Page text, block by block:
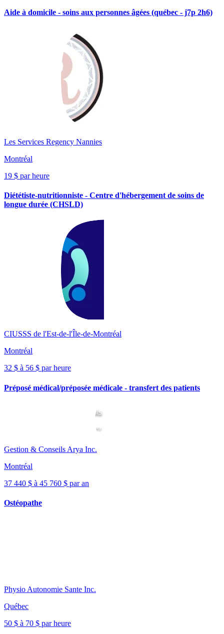
Aide à domicile - soins aux personnes âgées (québec - j7p 2h6)
Les Services Regency Nannies
Montréal
19 $ par heure
Diététiste-nutritionniste - Centre d'hébergement de soins de
longue durée (CHSLD)
CIUSSS de l'Est-de-l'Île-de-Montréal
Montréal
32 $ à 56 $ par heure
Préposé médical/préposée médicale - transfert des patients
Gestion & Conseils Arya Inc.
Montréal
37 440 $ à 45 760 $ par an
Ostéopathe
Physio Autonomie Sante Inc.
Québec
50 $ à 70 $ par heure